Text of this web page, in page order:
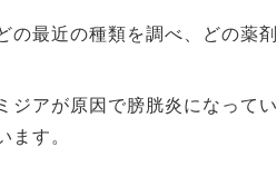
の最近の種類を調べ、どの薬剤
ジアが原因で膀胱炎になってい
ます。